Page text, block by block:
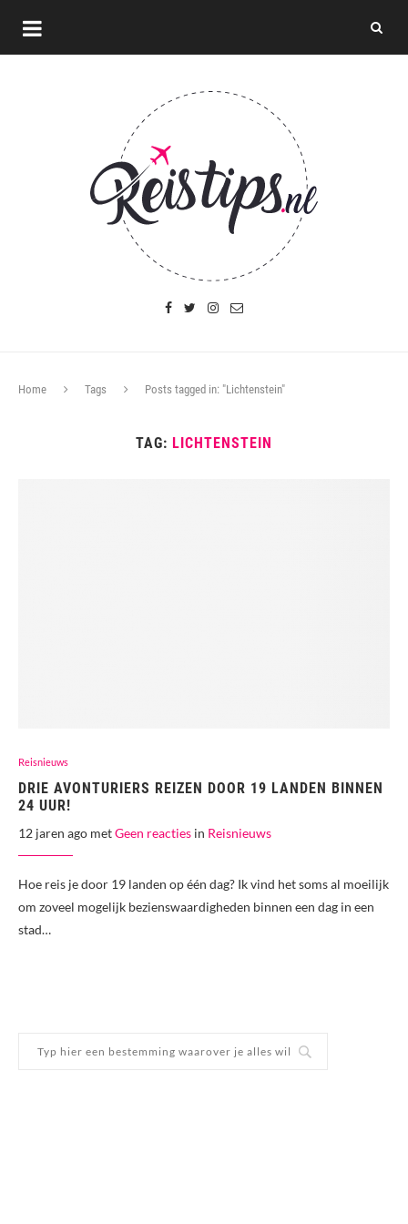
Home Tags Posts tagged in: "Lichtenstein"
TAG: LICHTENSTEIN
Reisnieuws
DRIE AVONTURIERS REIZEN DOOR 19 LANDEN BINNEN
24 UUR!
12 jaren ago metGeen reacties in Reisnieuws
Hoe reis je door 19 landen op één dag? Ik vind het soms al moeilijk
om zoveel mogelijk bezienswaardigheden binnen een dag in een
stad…